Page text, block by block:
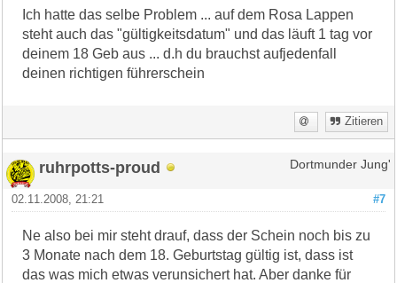
Ich hatte das selbe Problem ... auf dem Rosa Lappen
steht auch das "gültigkeitsdatum" und das läuft 1 tag vor
deinem 18 Geb aus ... d.h du brauchst aufjedenfall
deinen richtigen führerschein
Zitieren
ruhrpotts-proud Dortmunder Jung'
#7
02.11.2008, 21:21
Ne also bei mir steht drauf, dass der Schein noch bis zu
3 Monate nach dem 18. Geburtstag gültig ist, dass ist
das was mich etwas verunsichert hat. Aber danke für